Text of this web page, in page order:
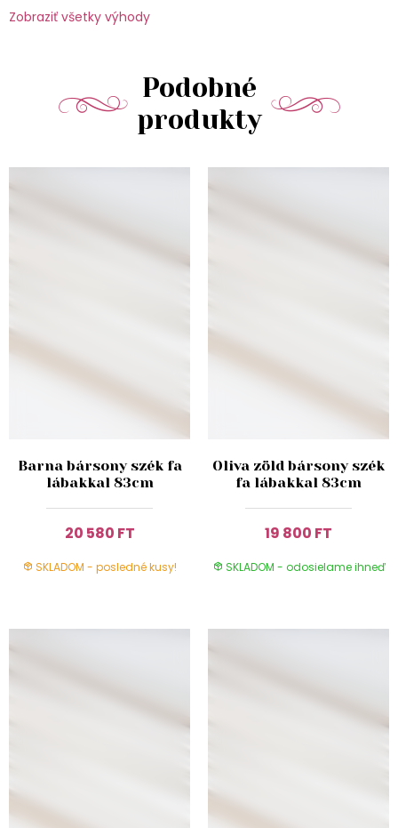
Zobraziť všetky výhody
Podobné
produkty
Barna bársony szék fa
lábakkal 83cm
20 580 FT
SKLADOM - posledné kusy!
Oliva zöld bársony szék
fa lábakkal 83cm
19 800 FT
SKLADOM - odosielame ihneď